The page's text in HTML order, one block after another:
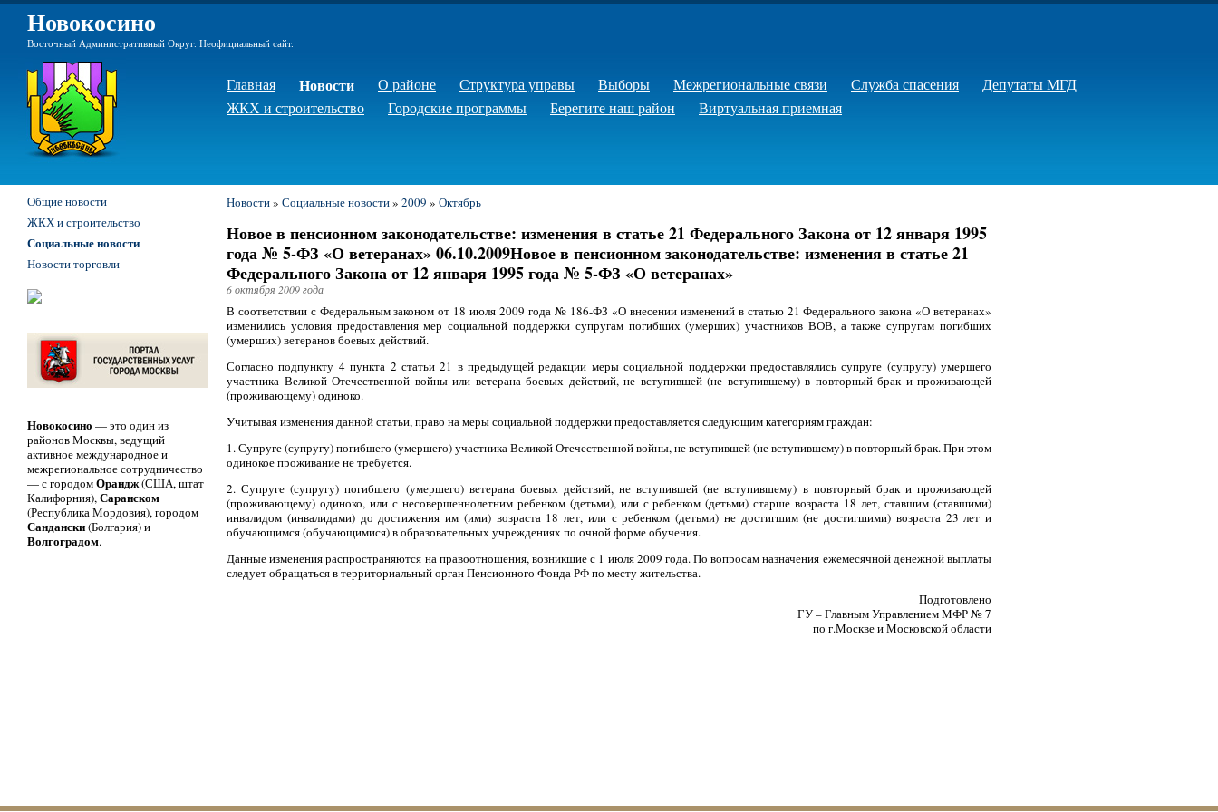
Новокосино
Восточный Административный Округ. Неофициальный сайт.
Главная Новости О районе Структура управы Выборы Межрегиональные связи Служба спасения
Депутаты МГД
ЖКХ и строительство
Городские программы Берегите наш район Виртуальная приемная
Новости» Социальные новости» 2009 » Октябрь
Новое в пенсионном законодательстве: изменения в статье 21 Федерального Закона от 12 января 1995
года № 5-ФЗ «О ветеранах» 06.10.2009Новое в пенсионном законодательстве: изменения в статье 21
Федерального Закона от 12 января 1995 года № 5-ФЗ «О ветеранах»
6 октября 2009 года
В соответствии с Федеральным законом от 18 июля 2009 года № 186-ФЗ «О внесении изменений в статью 21 Федерального закона «О ветеранах»
изменились условия предоставления мер социальной поддержки супругам погибших (умерших) участников ВОВ, а также супругам погибших
(умерших) ветеранов боевых действий.
Согласно подпункту 4 пункта 2 статьи 21 в предыдущей редакции меры социальной поддержки предоставлялись супруге (супругу) умершего
участника Великой Отечественной войны или ветерана боевых действий, не вступившей (не вступившему) в повторный брак и проживающей
(проживающему) одиноко.
Учитывая изменения данной статьи, право на меры социальной поддержки предоставляется следующим категориям граждан:
1. Супруге (супругу) погибшего (умершего) участника Великой Отечественной войны, не вступившей (не вступившему) в повторный брак. При этом
одинокое проживание не требуется.
2. Супруге (супругу) погибшего (умершего) ветерана боевых действий, не вступившей (не вступившему) в повторный брак и проживающей
(проживающему) одиноко, или с несовершеннолетним ребенком (детьми), или с ребенком (детьми) старше возраста 18 лет, ставшим (ставшими)
инвалидом (инвалидами) до достижения им (ими) возраста 18 лет, или с ребенком (детьми) не достигшим (не достигшими) возраста 23 лет и
обучающимся (обучающимися) в образовательных учреждениях по очной форме обучения.
Данные изменения распространяются на правоотношения, возникшие с 1 июля 2009 года. По вопросам назначения ежемесячной денежной выплаты
следует обращаться в территориальный орган Пенсионного Фонда РФ по месту жительства.
Подготовлено
ГУ – Главным Управлением МФР № 7
по г.Москве и Московской области
Общие новости
ЖКХ и строительство
Социальные новости
Новости торговли
Новокосино — это один из
районов Москвы, ведущий
активное международное и
межрегиональное сотрудничество
— с городомОрандж(США, штат
Калифорния),Саранском
(Республика Мордовия), городом
Сандански(Болгария) и
Волгоградом.